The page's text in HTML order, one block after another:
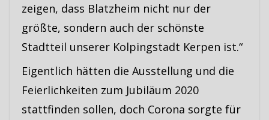
zeigen, dass Blatzheim nicht nur der
größte, sondern auch der schönste
Stadtteil unserer Kolpingstadt Kerpen ist.“
Eigentlich hätten die Ausstellung und die
Feierlichkeiten zum Jubiläum 2020
stattfinden sollen, doch Corona sorgte für